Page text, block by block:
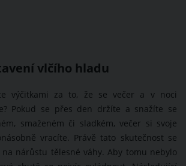
vlčího hladu
výčitkami za to, že se večer a v noci
Pokud se přes den držíte a snažíte se
smaženém či sladkém, večer si svoje
vracíte. Právě tato skutečnost se
nárůstu tělesné váhy. Aby tomu nebylo